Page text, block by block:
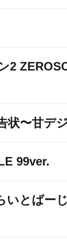
2
状〜甘デ
99ver.
いとばー